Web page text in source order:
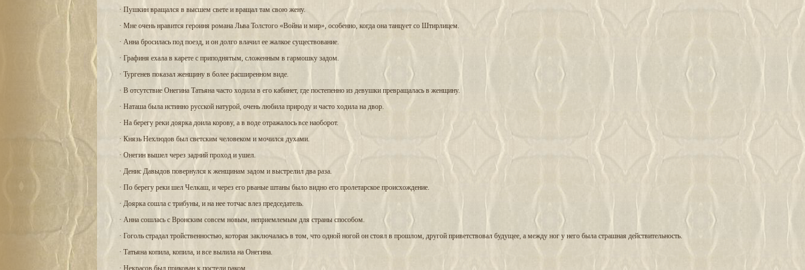
· Пушкин вращался в высшем свете и вращал там свою жену.
· Мне очень нравится героиня романа Льва Толстого «Война и мир», особенно, когда она танцует со Штирлицем.
· Анна бросилась под поезд, и он долго влачил ее жалкое существование.
· Графиня ехала в карете с приподнятым, сложенным в гармошку задом.
· Тургенев показал женщину в более расширенном виде.
· В отсутствие Онегина Татьяна часто ходила в его кабинет, где постепенно из девушки превращалась в женщину.
· Наташа была истинно русской натурой, очень любила природу и часто ходила на двор.
· На берегу реки доярка доила корову, а в воде отражалось все наоборот.
· Князь Нехлюдов был светским человеком и мочился духами.
· Онегин вышел через задний проход и ушел.
· Денис Давыдов повернулся к женщинам задом и выстрелил два раза.
· По берегу реки шел Челкаш, и через его рваные штаны было видно его пролетарское происхождение.
· Доярка сошла с трибуны, и на нее тотчас влез председатель.
· Анна сошлась с Вронским совсем новым, неприемлемым для страны способом.
· Гоголь страдал тройственностью, которая заключалась в том, что одной ногой он стоял в прошлом, другой приветствовал будущее, а между ног у него была страшная действительность.
· Татьяна копила, копила, и все вылила на Онегина.
· Некрасов был прикован к постели раком.